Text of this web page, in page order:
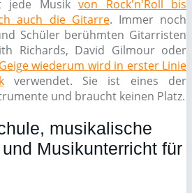
jede Musikvon Rock'n'Roll bis
auch die Gitarre. Immer noch
Schüler berühmten Gitarristen
Richards, David Gilmour oder
Geige wiederum wird in erster Linie
verwendet. Sie ist eines der
und braucht keinen Platz.
musikalische
Musikunterricht für